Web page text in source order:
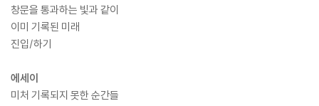
창문을 통과하는 빛과 같이
이미 기록된 미래
진입/하기
에세이
미처 기록되지 못한 순간들